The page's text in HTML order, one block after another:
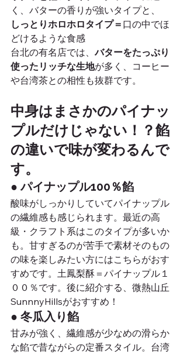
く、バターの香りが強いタイプと、
しっとりホロホロタイプ＝ 口の中でほ
どけるような食感
台北の有名店では、バターをたっぷり
使ったリッチな生地が多く、コーヒー
や台湾茶との相性も抜群です。
中身はまさかのパイナッ
プルだけじゃない！？餡
の違いで味が変わるんで
す。
● パイナップル100％餡
酸味がしっかりしていてパイナップル
の繊維感も感じられます。最近の高
級・クラフト系はこのタイプが多いか
も。甘すぎるのが苦手で素材そのもの
の味を楽しみたい方にはこちらがおす
すめです。土鳳梨酥＝パイナップル１
００％です。後に紹介する、微熱山丘
SunnnyHillsがおすすめ！
● 冬瓜入り餡
甘みが強く、繊維感が少なめの滑らか
な餡で昔ながらの定番スタイル。台湾